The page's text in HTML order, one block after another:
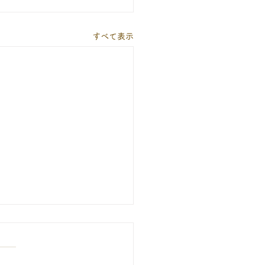
すべて表示